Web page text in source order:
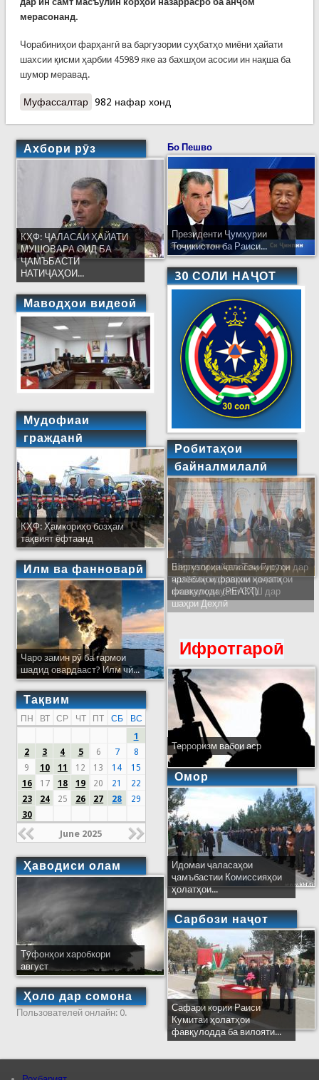
мерасонанд.
Чорабиниҳои фарҳангӣ ва баргузории суҳбатҳо миёни ҳайати
шахсии қисми ҳарбии 45989 яке аз бахшҳои асосии ин нақша ба
шумор меравад.
Муфассалтаро Омодагӣ ба таҷлили Рӯзи Ваҳдати Миллӣ
982 нафар хонд
Ахбори рӯз
КҲФ: ҶАЛАСАИ ҲАЙАТИ
МУШОВАРА ОИД БА
ҶАМЪБАСТИ
НАТИҶАҲОИ...
Маводҳои видеоӣ
Мудофиаи
гражданӣ
КҲФ: Ҳамкориҳо бозҳам
тақвият ёфтаанд
Илм ва фанноварӣ
Чаро замин рӯ ба гармои
шадид овардааст? Илм чӣ...
Тақвим
ПН ВТ СР ЧТ ПТ СБ
ВС
1
2
3 4 5 6 7
8
9
10 11 12 13 14
15
16
17 18 19 20 21
22
23
24 25 26 27 28
29
30
June 2025
Ҳаводиси олам
Тӯфонҳои харобкори
август
Ҳоло дар сомона
Пользователей онлайн: 0.
Бо Пешво
Президенти Ҷумҳурии
Тоҷикистон ба Раиси...
30 СОЛИ НАҶОТ
Робитаҳои
байналмилалӣ
Ширкати ҳайати Тоҷикистон дар
ҷаласаи идораҳои наҷоти
кишварҳои узви СҲШ дар
шаҳри Деҳлӣ
Ифротгароӣ
Терроризм вабои аср
Омор
Идомаи ҷаласаҳои
ҷамъбастии Комиссияҳои
ҳолатҳои...
Сарбози наҷот
Сафари кории Раиси
Кумитаи ҳолатҳои
фавқулодда ба вилояти...